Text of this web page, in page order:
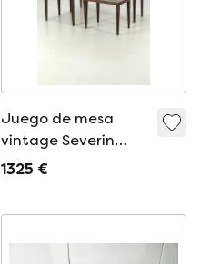
Juego de mesa
vintage Severin
Hansen
1325 €